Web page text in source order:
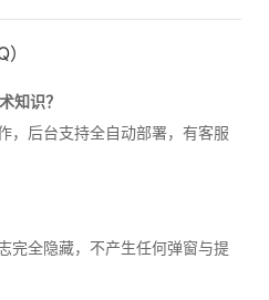
知识？
，后台支持全自动部署，有客服
完全隐藏，不产生任何弹窗与提